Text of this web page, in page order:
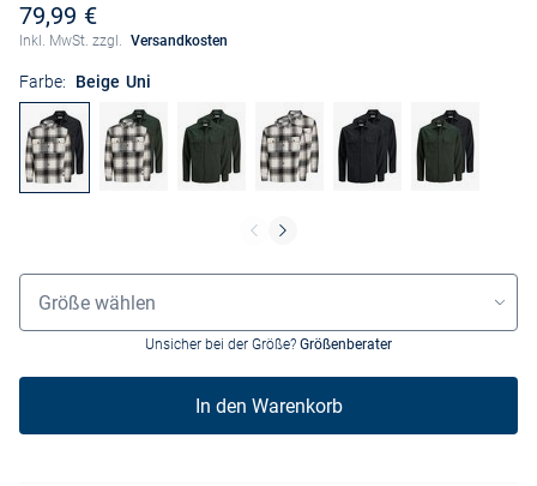
79,99 €
Inkl. MwSt. zzgl. Versandkosten
Farbe: Beige Uni
Größenauswahl
Größe wählen
Unsicher bei der Größe? Größenberater
In den Warenkorb